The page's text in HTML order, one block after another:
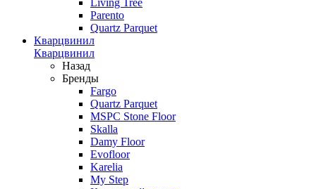
Living Tree
Parento
Quartz Parquet
Кварцвинил
Кварцвинил
Назад
Бренды
Fargo
Quartz Parquet
MSPC Stone Floor
Skalla
Damy Floor
Evofloor
Karelia
My Step